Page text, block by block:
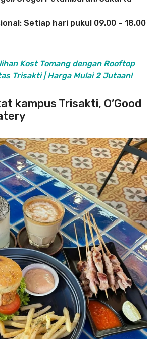
Setiap hari pukul 09.00 – 18.00
Kost Tomang dengan Rooftop
Trisakti | Harga Mulai 2 Jutaan!
kampus Trisakti, O’Good